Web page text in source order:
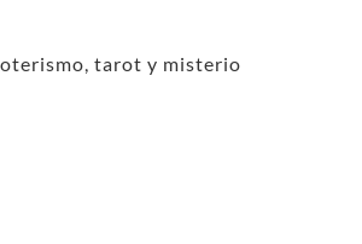
tarot y misterio